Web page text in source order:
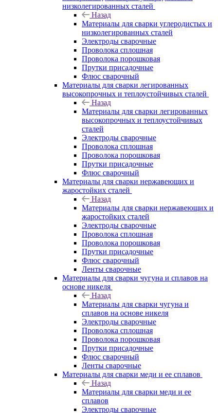
низколегированных сталей
Назад
Материалы для сварки углеродистых и
низколегированных сталей
Электроды сварочные
Проволока сплошная
Проволока порошковая
Прутки присадочные
Флюс сварочный
Материалы для сварки легированных
высокопрочных и теплоустойчивых сталей
Назад
Материалы для сварки легированных
высокопрочных и теплоустойчивых
сталей
Электроды сварочные
Проволока сплошная
Проволока порошковая
Прутки присадочные
Флюс сварочный
Материалы для сварки нержавеющих и
жаростойких сталей
Назад
Материалы для сварки нержавеющих и
жаростойких сталей
Электроды сварочные
Проволока сплошная
Проволока порошковая
Прутки присадочные
Флюс сварочный
Ленты сварочные
Материалы для сварки чугуна и сплавов на
основе никеля
Назад
Материалы для сварки чугуна и
сплавов на основе никеля
Электроды сварочные
Проволока сплошная
Проволока порошковая
Прутки присадочные
Флюс сварочный
Ленты сварочные
Материалы для сварки меди и ее сплавов
Назад
Материалы для сварки меди и ее
сплавов
Электроды сварочные